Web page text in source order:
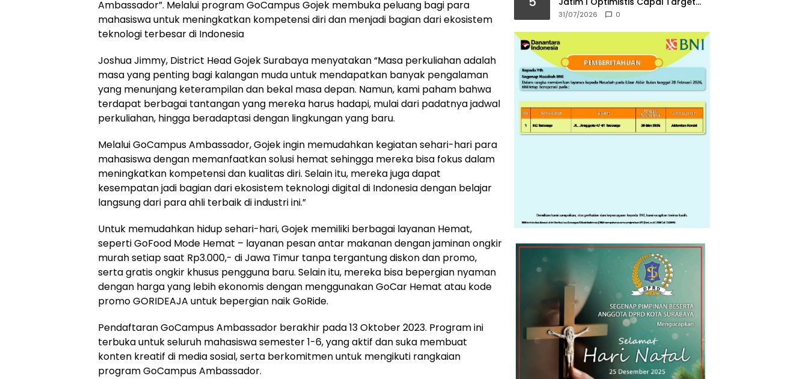
Ambassador”. Melalui program GoCampus Gojek membuka peluang bagi para
mahasiswa untuk meningkatkan kompetensi diri dan menjadi bagian dari ekosistem
teknologi terbesar di Indonesia
Joshua Jimmy, District Head Gojek Surabaya menyatakan “Masa perkuliahan adalah
masa yang penting bagi kalangan muda untuk mendapatkan banyak pengalaman
yang menunjang keterampilan dan bekal masa depan. Namun, kami paham bahwa
terdapat berbagai tantangan yang mereka harus hadapi, mulai dari padatnya jadwal
perkuliahan, hingga beradaptasi dengan lingkungan yang baru.
Melalui GoCampus Ambassador, Gojek ingin memudahkan kegiatan sehari-hari para
mahasiswa dengan memanfaatkan solusi hemat sehingga mereka bisa fokus dalam
meningkatkan kompetensi dan kualitas diri. Selain itu, mereka juga dapat
kesempatan jadi bagian dari ekosistem teknologi digital di Indonesia dengan belajar
langsung dari para ahli terbaik di industri ini.”
Untuk memudahkan hidup sehari-hari, Gojek memiliki berbagai layanan Hemat,
seperti GoFood Mode Hemat – layanan pesan antar makanan dengan jaminan ongkir
murah setiap saat Rp3.000,- di Jawa Timur tanpa tergantung diskon dan promo,
serta gratis ongkir khusus pengguna baru. Selain itu, mereka bisa bepergian nyaman
dengan harga yang lebih ekonomis dengan menggunakan GoCar Hemat atau kode
promo GORIDEAJA untuk bepergian naik GoRide.
Pendaftaran GoCampus Ambassador berakhir pada 13 Oktober 2023. Program ini
terbuka untuk seluruh mahasiswa semester 1-6, yang aktif dan suka membuat
konten kreatif di media sosial, serta berkomitmen untuk mengikuti rangkaian
program GoCampus Ambassador.
Pajak Rp56,3 Triliun di 2026
31/07/2026 0